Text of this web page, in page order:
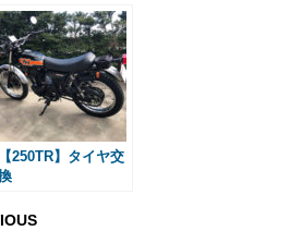
【250TR】タイヤ交